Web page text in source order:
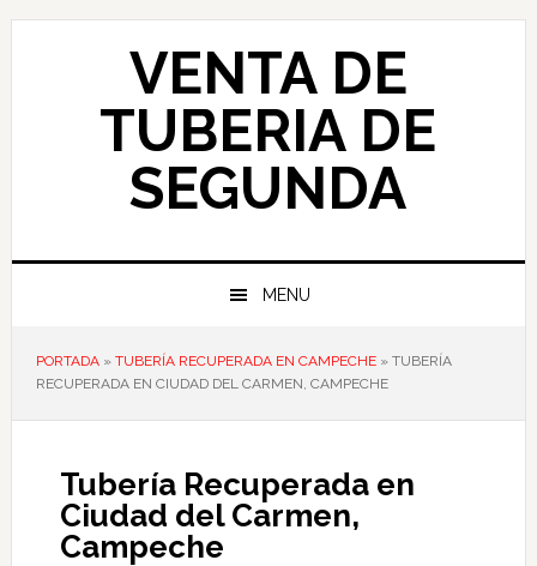
Skip
Skip
Skip
VENTA DE
TUBERIA DE
SEGUNDA
MENU
PORTADA» TUBERÍA RECUPERADA EN CAMPECHE» TUBERÍA
RECUPERADA EN CIUDAD DEL CARMEN, CAMPECHE
Tubería Recuperada en
Ciudad del Carmen,
Campeche